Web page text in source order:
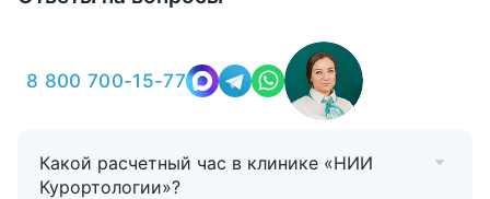
8 800 700-15-77
Какой расчетный час в клинике «НИИ
Курортологии»?